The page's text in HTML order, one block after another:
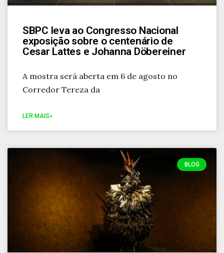
SBPC leva ao Congresso Nacional
exposição sobre o centenário de
Cesar Lattes e Johanna Döbereiner
A mostra será aberta em 6 de agosto no
Corredor Tereza da
LER MAIS»
BLOG